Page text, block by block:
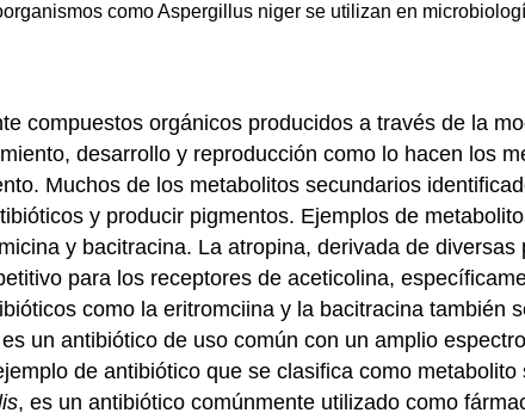
como Aspergillus niger se utilizan en
compuestos orgánicos producidos a través de la
desarrollo y reproducción como lo hacen los
Muchos de los metabolitos secundarios
y producir pigmentos. Ejemplos de
y bacitracina. La atropina, derivada de
para los receptores de aceticolina,
como la eritromciina y la bacitracina también
un antibiótico de uso común con un amplio
de antibiótico que se clasifica como
, es un antibiótico comúnmente utilizado como